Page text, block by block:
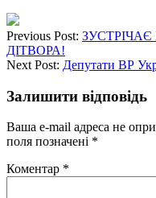
Previous Post: ЗУСТРІЧАЄ
ДІТВОРА!
Next Post: Депутати ВР
Залишити відповідь
Ваша e-mail адреса не
поля позначені *
Коментар *